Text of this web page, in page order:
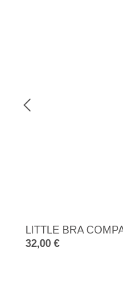
LITTLE BRA
Regulärer Preis:
32,00 €